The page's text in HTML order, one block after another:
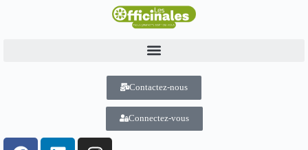
Contactez-nous
Connectez-vous